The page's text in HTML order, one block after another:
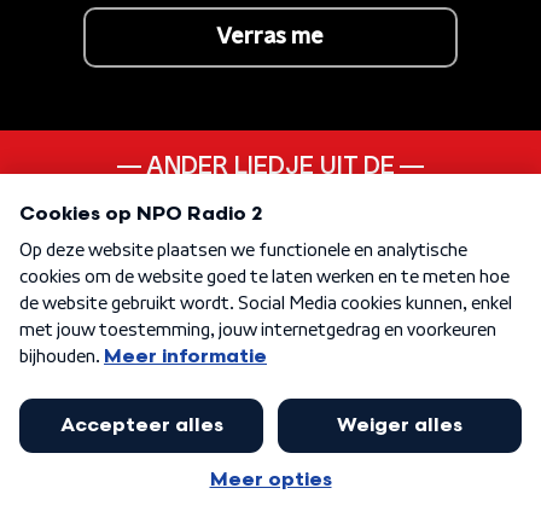
Verras me
ANDER LIEDJE UIT DE
00s
KEN JE DEZE NOG
Peace Of Mind
KEN JE DEZE NOG
What I Like About You